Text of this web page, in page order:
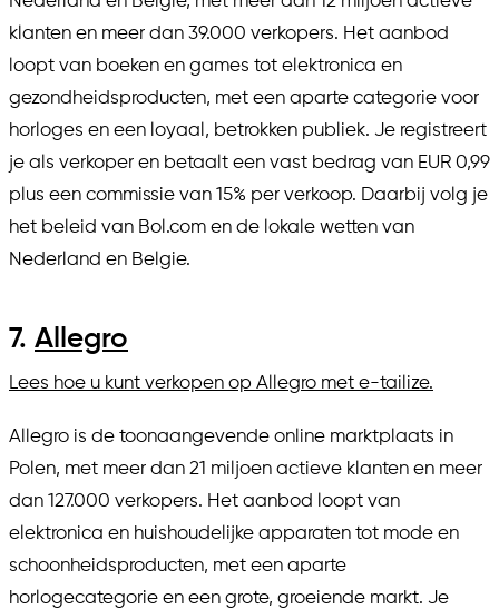
klanten en meer dan 39.000 verkopers. Het aanbod
loopt van boeken en games tot elektronica en
gezondheidsproducten, met een aparte categorie voor
horloges en een loyaal, betrokken publiek. Je registreert
je als verkoper en betaalt een vast bedrag van EUR 0,99
plus een commissie van 15% per verkoop. Daarbij volg je
het beleid van Bol.com en de lokale wetten van
Nederland en Belgie.
7. Allegro
Lees hoe u kunt verkopen op Allegro met e-tailize.
Allegro is de toonaangevende online marktplaats in
Polen, met meer dan 21 miljoen actieve klanten en meer
dan 127.000 verkopers. Het aanbod loopt van
elektronica en huishoudelijke apparaten tot mode en
schoonheidsproducten, met een aparte
horlogecategorie en een grote, groeiende markt. Je